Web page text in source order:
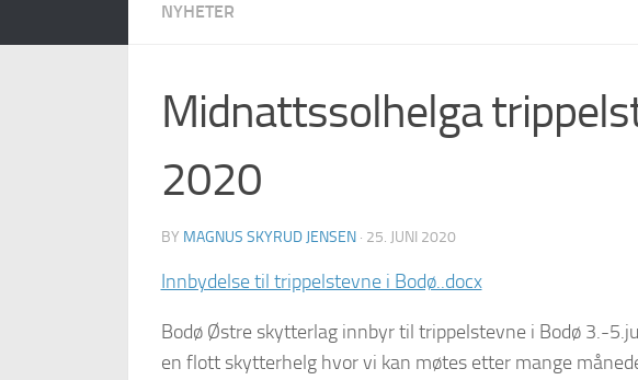
NYHETER
Midnattssolhelga
2020
BY MAGNUS SKYRUD JENSEN · 25. JUNI 2020
Innbydelse til trippelstevne i Bodø..docx
Bodø Østre skytterlag innbyr til trippelstevne i Bodø 3.-
en flott skytterhelg hvor vi kan møtes etter mange